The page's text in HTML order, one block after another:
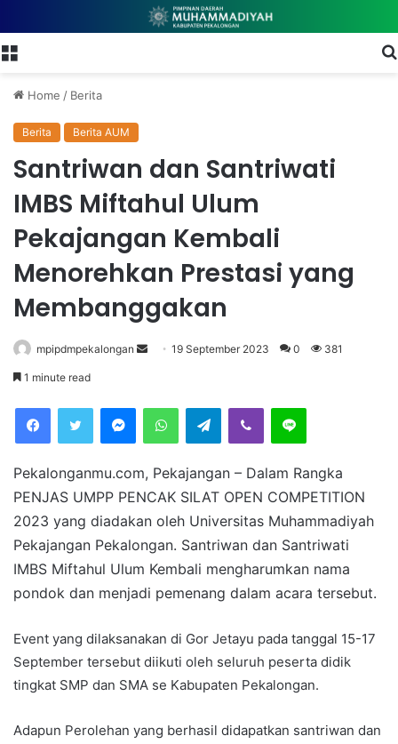
Home / Berita
Berita Berita AUM
Santriwan dan Santriwati
IMBS Miftahul Ulum
Pekajangan Kembali
Menorehkan Prestasi yang
Membanggakan
mpipdmpekalongan
m
a
i
19 September 2023 0 381
1 minute read
Telegram
Pekalonganmu.com, Pekajangan – Dalam Rangka
PENJAS UMPP PENCAK SILAT OPEN COMPETITION
2023 yang diadakan oleh Universitas Muhammadiyah
Pekajangan Pekalongan. Santriwan dan Santriwati
IMBS Miftahul Ulum Kembali mengharumkan nama
pondok dan menjadi pemenang dalam acara tersebut.
Event yang dilaksanakan di Gor Jetayu pada tanggal 15-17
September tersebut diikuti oleh seluruh peserta didik
tingkat SMP dan SMA se Kabupaten Pekalongan.
Adapun Perolehan yang berhasil didapatkan santriwan dan